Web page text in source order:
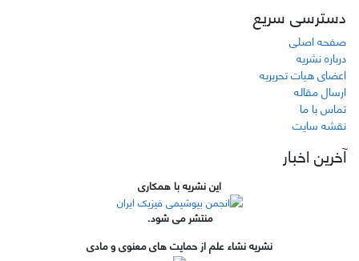
دسترسی سریع
صفحه اصلی
درباره نشریه
اعضای هیات تحریریه
ارسال مقاله
تماس با ما
نقشه سایت
آخرین اخبار
این نشریه با همکاری
منتشر می شود.
نشریه نشاء علم از حمایت های معنوی و مادی